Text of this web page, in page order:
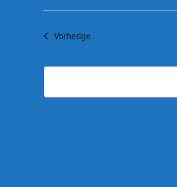
VorherigeVeranstaltungen